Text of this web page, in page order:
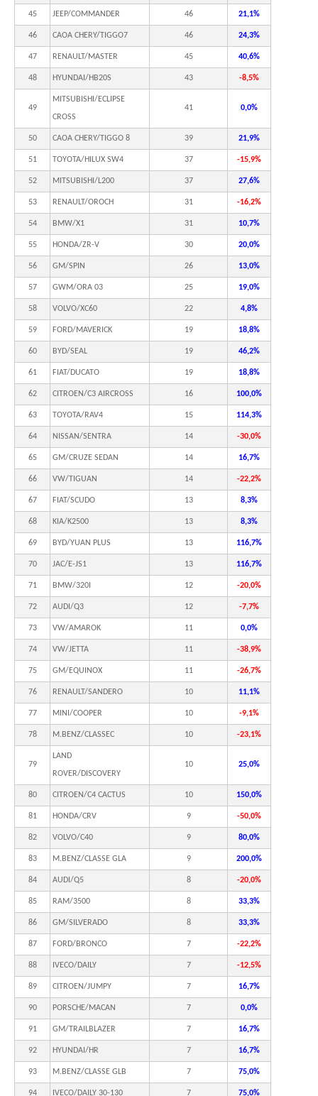
45 JEEP/COMMANDER 46 21,1%
46 CAOA CHERY/TIGGO7 46 24,3%
47 RENAULT/MASTER 45 40,6%
48 HYUNDAI/HB20S 43 -8,5%
49
MITSUBISHI/ECLIPSE
CROSS
41 0,0%
50 CAOA CHERY/TIGGO 8 39 21,9%
51 TOYOTA/HILUX SW4 37 -15,9%
52 MITSUBISHI/L200 37 27,6%
53 RENAULT/OROCH 31 -16,2%
54 BMW/X1 31 10,7%
55 HONDA/ZR-V 30 20,0%
56 GM/SPIN 26 13,0%
57 GWM/ORA 03 25 19,0%
58 VOLVO/XC60 22 4,8%
59 FORD/MAVERICK 19 18,8%
60 BYD/SEAL 19 46,2%
61 FIAT/DUCATO 19 18,8%
62 CITROEN/C3 AIRCROSS 16 100,0%
63 TOYOTA/RAV4 15 114,3%
64 NISSAN/SENTRA 14 -30,0%
65 GM/CRUZE SEDAN 14 16,7%
66 VW/TIGUAN 14 -22,2%
67 FIAT/SCUDO 13 8,3%
68 KIA/K2500 13 8,3%
69 BYD/YUAN PLUS 13 116,7%
70 JAC/E-JS1 13 116,7%
71 BMW/320I 12 -20,0%
72 AUDI/Q3 12 -7,7%
73 VW/AMAROK 11 0,0%
74 VW/JETTA 11 -38,9%
75 GM/EQUINOX 11 -26,7%
76 RENAULT/SANDERO 10 11,1%
77 MINI/COOPER 10 -9,1%
78 M.BENZ/CLASSEC 10 -23,1%
79
LAND
ROVER/DISCOVERY
10 25,0%
80 CITROEN/C4 CACTUS 10 150,0%
81 HONDA/CRV 9 -50,0%
82 VOLVO/C40 9 80,0%
83 M.BENZ/CLASSE GLA 9 200,0%
84 AUDI/Q5 8 -20,0%
85 RAM/3500 8 33,3%
86 GM/SILVERADO 8 33,3%
87 FORD/BRONCO 7 -22,2%
88 IVECO/DAILY 7 -12,5%
89 CITROEN/JUMPY 7 16,7%
90 PORSCHE/MACAN 7 0,0%
91 GM/TRAILBLAZER 7 16,7%
92 HYUNDAI/HR 7 16,7%
93 M.BENZ/CLASSE GLB 7 75,0%
94 IVECO/DAILY 30-130 7 75,0%